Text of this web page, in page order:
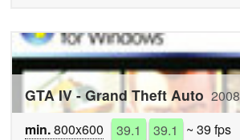
GTA IV - Grand Theft Auto 2008
min.800x600 39.1 39.1 ~ 39 fps